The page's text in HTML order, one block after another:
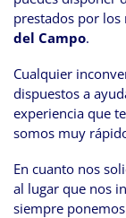
prestados por
del Campo.
Cualquier
dispuestos a
experiencia que
somos muy
En cuanto nos
al lugar que nos
siempre